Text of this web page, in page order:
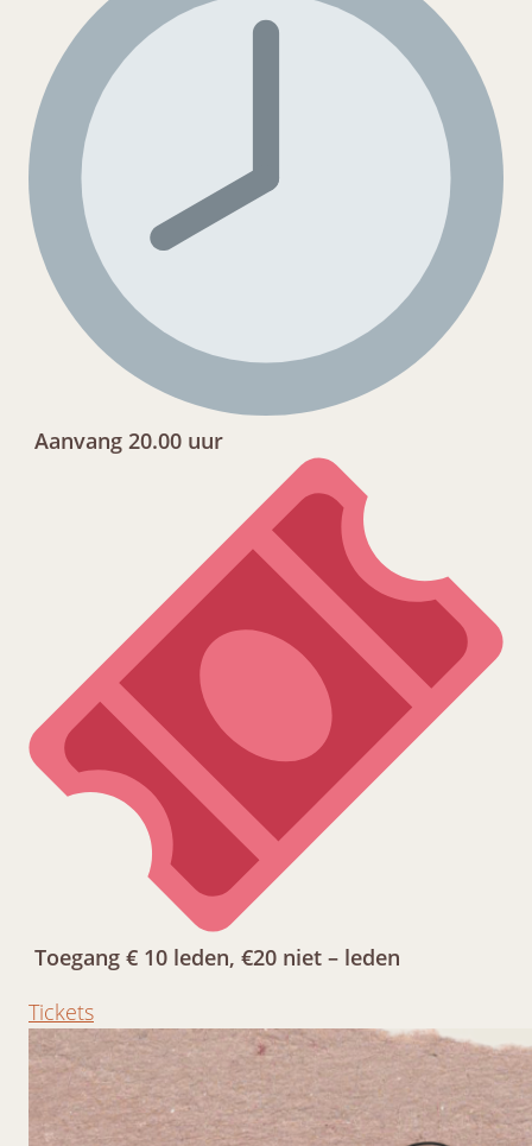
Aanvang 20.00 uur
Toegang € 10 leden, €20 niet – leden
Tickets